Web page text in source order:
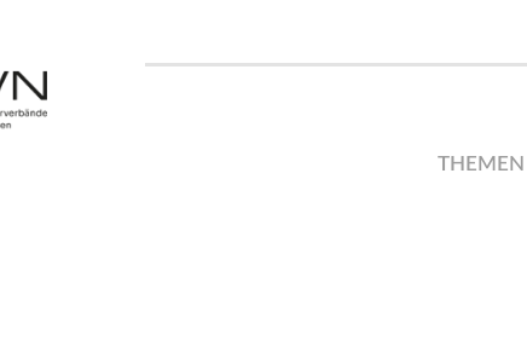
THEMEN